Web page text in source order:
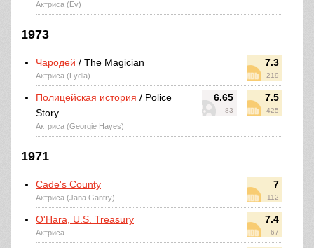
Актриса (Ev)
1973
7.3
219
Чародей / The Magician
Актриса (Lydia)
6.65
83
7.5
425
Полицейская история / Police
Story
Актриса (Georgie Hayes)
1971
7
112
Cade's County
Актриса (Jana Gantry)
7.4
67
O'Hara, U.S. Treasury
Актриса